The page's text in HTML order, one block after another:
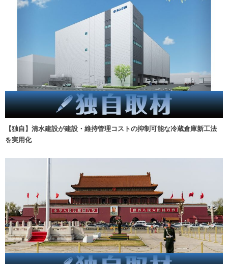
【独自】清水建設が建設・維持管理コストの抑制可能な冷蔵倉庫新工法
を実用化